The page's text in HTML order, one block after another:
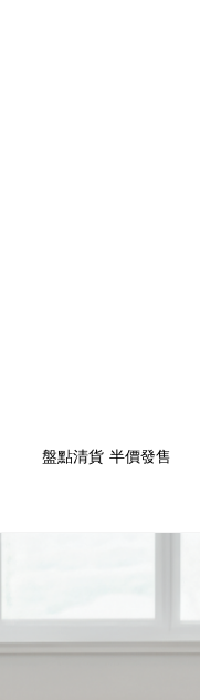
盤點清貨 半價發售